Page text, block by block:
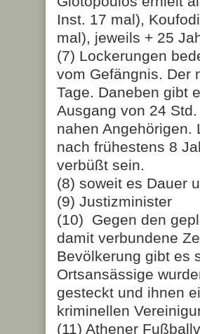
Inst. 17 mal),
mal), jeweils + 25
(7) Lockerungen
vom Gefängnis. Der
Tage. Daneben gibt
Ausgang von 24
nahen Angehörigen.
nach frü­he­stens 8
verbüßt sein.
(8) soweit es Dauer
(9) Justizminister
(10) Gegen den
damit verbundene
Bevölkerung gibt es
Ortsansässige
gesteckt und ihnen
kriminellen
(11) Athener